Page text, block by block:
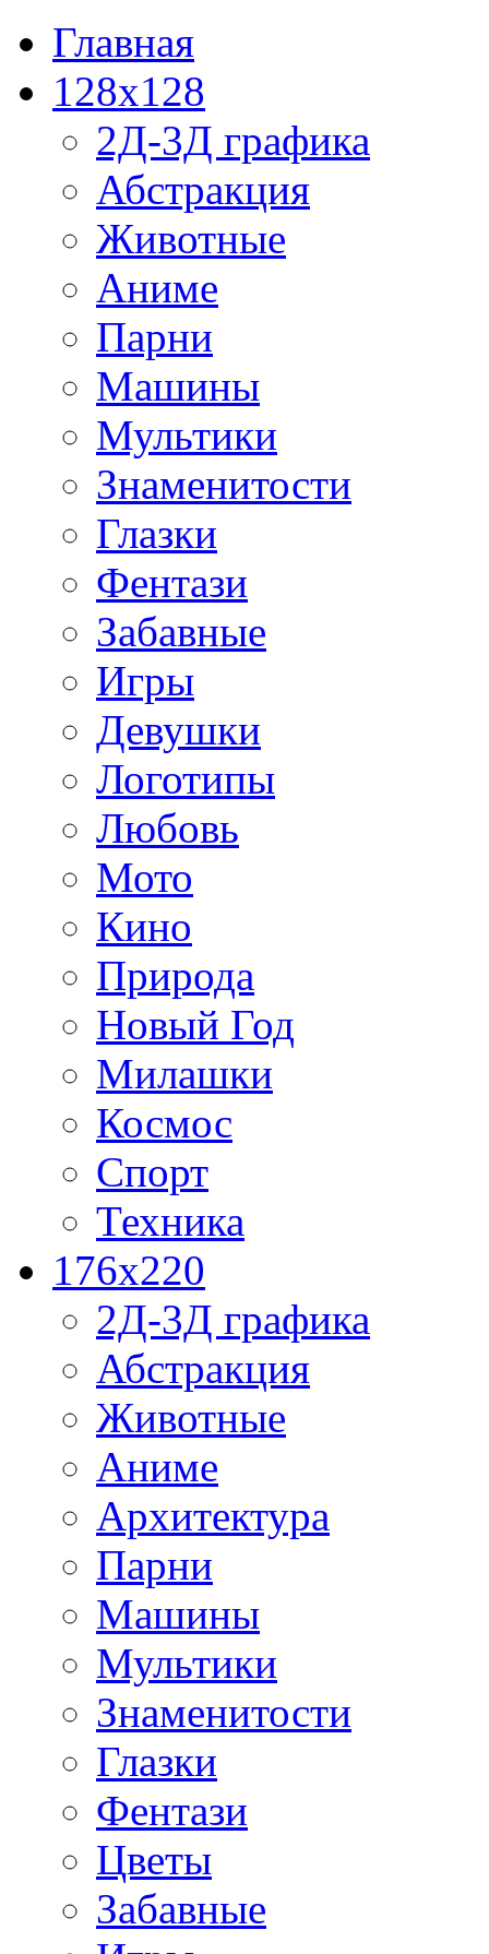
Главная
128x128
2Д-3Д графика
Абстракция
Животные
Аниме
Парни
Машины
Мультики
Знаменитости
Глазки
Фентази
Забавные
Игры
Девушки
Логотипы
Любовь
Мото
Кино
Природа
Новый Год
Милашки
Космос
Спорт
Техника
176x220
2Д-3Д графика
Абстракция
Животные
Аниме
Архитектура
Парни
Машины
Мультики
Знаменитости
Глазки
Фентази
Цветы
Забавные